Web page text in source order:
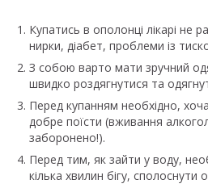
Купатись в ополонці лікарі не
нирки, діабет, проблеми із
З собою варто мати зручний
швидко роздягнутися та
Перед купанням необхідно,
добре поїсти (вживання
заборонено!).
Перед тим, як зайти у воду,
кілька хвилин бігу,